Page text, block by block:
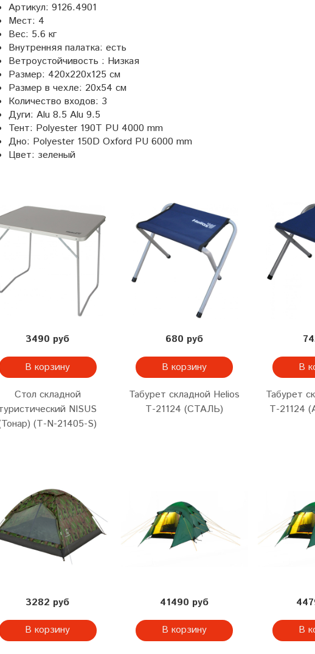
Артикул: 9126.4901
Мест: 4
Вес: 5.6 кг
Внутренняя палатка: есть
Ветроустойчивость : Низкая
Размер: 420x220x125 см
Размер в чехле: 20х54 см
Количество входов: 3
Дуги: Alu 8.5 Alu 9.5
Тент: Polyester 190T PU 4000 mm
Дно: Polyester 150D Oxford PU 6000 mm
Цвет: зеленый
3490 руб
В корзину
Стол складной
NISUS
(Т-N-21405-S)
680 руб
В корзину
Табурет складной Helios
Т-21124 (СТАЛЬ)
В
Табурет
Т-21124
3282 руб
В корзину
41490 руб
В корзину
В